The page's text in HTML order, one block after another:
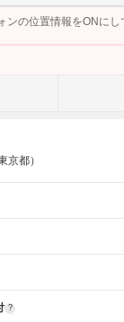
。
こちら
ンの位置情報をONにし
京都）
?